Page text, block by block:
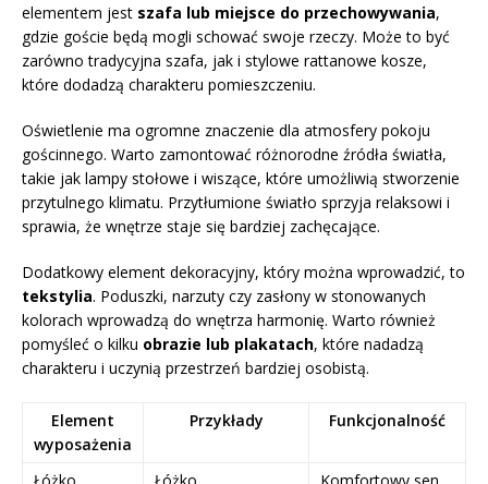
elementem jest szafa lub miejsce do przechowywania,
gdzie goście będą mogli schować swoje rzeczy. Może to być
zarówno tradycyjna szafa, jak i stylowe rattanowe kosze,
które dodadzą charakteru pomieszczeniu.
Oświetlenie ma ogromne znaczenie dla atmosfery pokoju
gościnnego. Warto zamontować różnorodne źródła światła,
takie jak lampy stołowe i wiszące, które umożliwią stworzenie
przytulnego klimatu. Przytłumione światło sprzyja relaksowi i
sprawia, że wnętrze staje się bardziej zachęcające.
Dodatkowy element dekoracyjny, który można wprowadzić, to
tekstylia. Poduszki, narzuty czy zasłony w stonowanych
kolorach wprowadzą do wnętrza harmonię. Warto również
pomyśleć o kilku obrazie lub plakatach, które nadadzą
charakteru i uczynią przestrzeń bardziej osobistą.
Element
wyposażenia
Przykłady Funkcjonalność
Łóżko Łóżko Komfortowy sen